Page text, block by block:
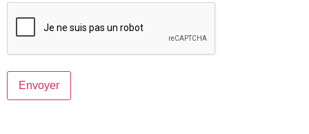
CAPTCHA
Envoyer